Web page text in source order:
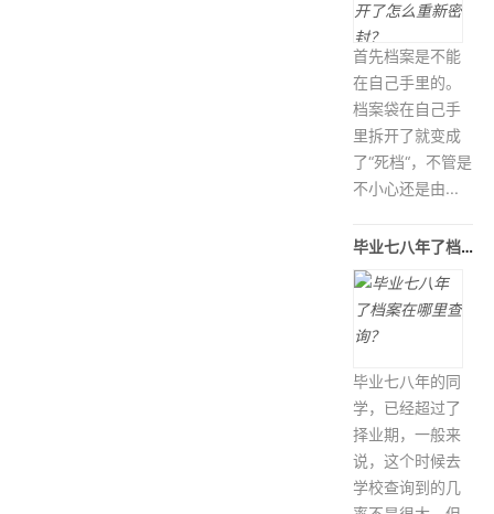
首先档案是不能
在自己手里的。
档案袋在自己手
里拆开了就变成
了“死档“，不管是
不小心还是由...
毕业七八年了档案在哪里查询？
毕业七八年的同
学，已经超过了
择业期，一般来
说，这个时候去
学校查询到的几